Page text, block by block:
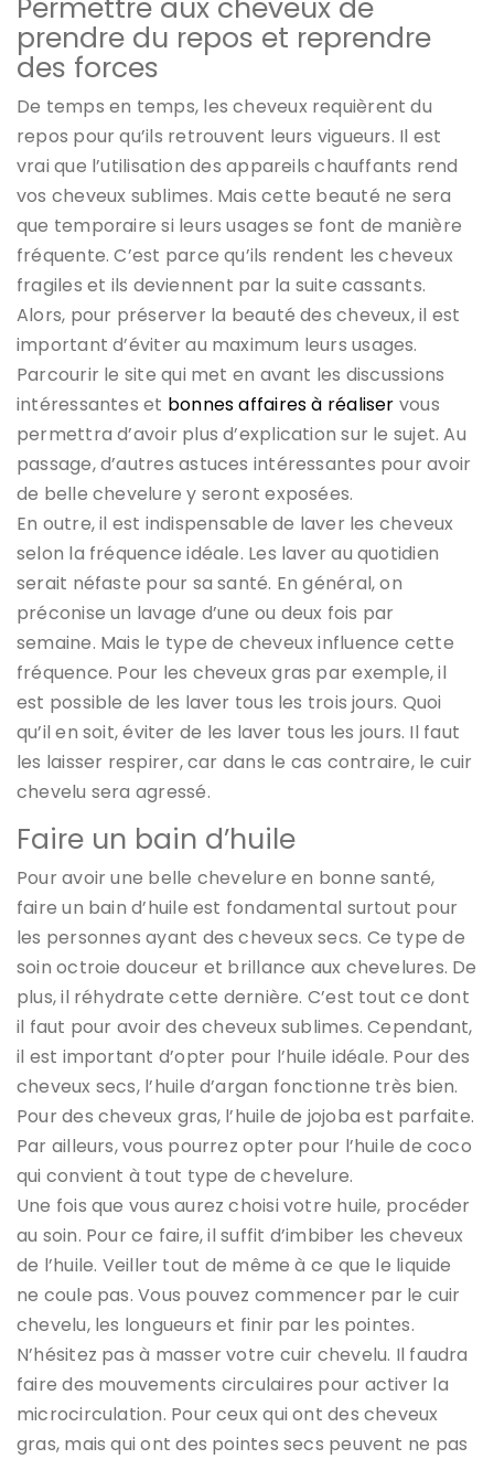
Permettre aux cheveux de
prendre du repos et reprendre
des forces
De temps en temps, les cheveux requièrent du
repos pour qu’ils retrouvent leurs vigueurs. Il est
vrai que l’utilisation des appareils chauffants rend
vos cheveux sublimes. Mais cette beauté ne sera
que temporaire si leurs usages se font de manière
fréquente. C’est parce qu’ils rendent les cheveux
fragiles et ils deviennent par la suite cassants.
Alors, pour préserver la beauté des cheveux, il est
important d’éviter au maximum leurs usages.
Parcourir le site qui met en avant les discussions
intéressantes et bonnes affaires à réaliser vous
permettra d’avoir plus d’explication sur le sujet. Au
passage, d’autres astuces intéressantes pour avoir
de belle chevelure y seront exposées.
En outre, il est indispensable de laver les cheveux
selon la fréquence idéale. Les laver au quotidien
serait néfaste pour sa santé. En général, on
préconise un lavage d’une ou deux fois par
semaine. Mais le type de cheveux influence cette
fréquence. Pour les cheveux gras par exemple, il
est possible de les laver tous les trois jours. Quoi
qu’il en soit, éviter de les laver tous les jours. Il faut
les laisser respirer, car dans le cas contraire, le cuir
chevelu sera agressé.
Faire un bain d’huile
Pour avoir une belle chevelure en bonne santé,
faire un bain d’huile est fondamental surtout pour
les personnes ayant des cheveux secs. Ce type de
soin octroie douceur et brillance aux chevelures. De
plus, il réhydrate cette dernière. C’est tout ce dont
il faut pour avoir des cheveux sublimes. Cependant,
il est important d’opter pour l’huile idéale. Pour des
cheveux secs, l’huile d’argan fonctionne très bien.
Pour des cheveux gras, l’huile de jojoba est parfaite.
Par ailleurs, vous pourrez opter pour l’huile de coco
qui convient à tout type de chevelure.
Une fois que vous aurez choisi votre huile, procéder
au soin. Pour ce faire, il suffit d’imbiber les cheveux
de l’huile. Veiller tout de même à ce que le liquide
ne coule pas. Vous pouvez commencer par le cuir
chevelu, les longueurs et finir par les pointes.
N’hésitez pas à masser votre cuir chevelu. Il faudra
faire des mouvements circulaires pour activer la
microcirculation. Pour ceux qui ont des cheveux
gras, mais qui ont des pointes secs peuvent ne pas